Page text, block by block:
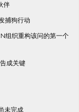
伴
捕狗行动
组织重构该问的第一个
成关键
未完成